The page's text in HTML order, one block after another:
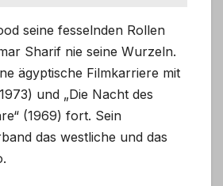
seine fesselnden Rollen
Sharif nie seine Wurzeln.
ägyptische Filmkarriere mit
und „Die Nacht des
(1969) fort. Sein
das westliche und das